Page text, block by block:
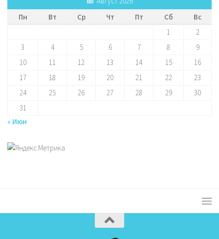
Пн
Вт Ср Чт Пт Сб
Вс
1
2
3
4 5 6 7 8
9
10
11 12 13 14 15
16
17
18 19 20 21 22
23
24
25 26 27 28 29
30
31
« Июн